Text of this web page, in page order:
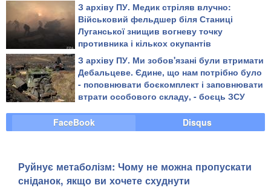
З архіву ПУ. Медик стріляв влучно:
Військовий фельдшер біля Станиці
Луганської знищив вогневу точку
противника і кількох окупантів
З архіву ПУ. Ми зобов'язані були втримати
Дебальцеве. Єдине, що нам потрібно було
- поповнювати боєкомплект і заповнювати
втрати особового складу, - боєць ЗСУ
FaceBook Disqus
Руйнує метаболізм: Чому не можна пропускати
сніданок, якщо ви хочете схуднути